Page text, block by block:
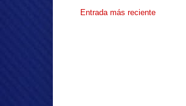
Entrada más reciente